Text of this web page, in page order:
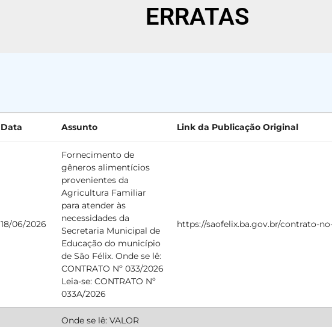
ERRATAS
Data Assunto Link da Publicação Original
18/06/2026
Fornecimento de
gêneros alimentícios
provenientes da
Agricultura Familiar
para atender às
necessidades da
Secretaria Municipal de
Educação do município
de São Félix. Onde se lê:
CONTRATO Nº 033/2026
Leia-se: CONTRATO Nº
033A/2026
https://saofelix.ba.gov.br/contrato-
Onde se lê: VALOR